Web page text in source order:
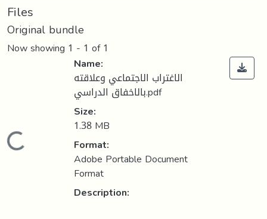
Files
Original bundle
Now showing 1 - 1 of 1
Loading...
Name:
الاغتراب الاجتماعي وعلاقته
بالاخفاق الدراسي.pdf
Size:
1.38 MB
Format:
Adobe Portable Document
Format
Description: